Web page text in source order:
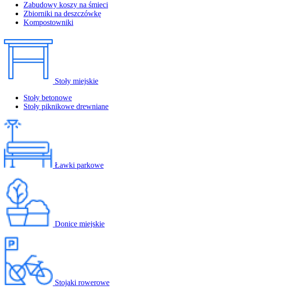
Zabudowy koszy na śmieci
Zbiorniki na deszczówkę
Kompostowniki
Stoły miejskie
Stoły betonowe
Stoły piknikowe drewniane
Ławki parkowe
Donice miejskie
Stojaki rowerowe